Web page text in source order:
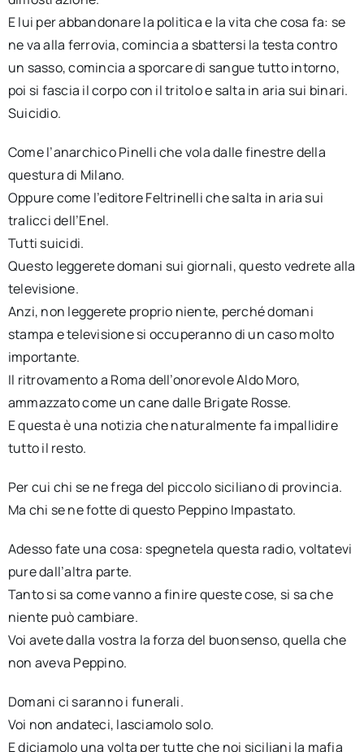
E lui per abbandonare la politica e la vita che cosa fa: se
ne va alla ferrovia, comincia a sbattersi la testa contro
un sasso, comincia a sporcare di sangue tutto intorno,
poi si fascia il corpo con il tritolo e salta in aria sui binari.
Suicidio.
Come l’anarchico Pinelli che vola dalle finestre della
questura di Milano.
Oppure come l’editore Feltrinelli che salta in aria sui
tralicci dell’Enel.
Tutti suicidi.
Questo leggerete domani sui giornali, questo vedrete alla
televisione.
Anzi, non leggerete proprio niente, perché domani
stampa e televisione si occuperanno di un caso molto
importante.
Il ritrovamento a Roma dell’onorevole Aldo Moro,
ammazzato come un cane dalle Brigate Rosse.
E questa è una notizia che naturalmente fa impallidire
tutto il resto.
Per cui chi se ne frega del piccolo siciliano di provincia.
Ma chi se ne fotte di questo Peppino Impastato.
Adesso fate una cosa: spegnetela questa radio, voltatevi
pure dall’altra parte.
Tanto si sa come vanno a finire queste cose, si sa che
niente può cambiare.
Voi avete dalla vostra la forza del buonsenso, quella che
non aveva Peppino.
Domani ci saranno i funerali.
Voi non andateci, lasciamolo solo.
E diciamolo una volta per tutte che noi siciliani la mafia